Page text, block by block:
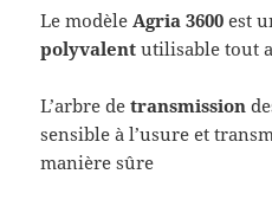
Le modèleAgria 3600 est
polyvalentutilisable tout
L’arbre detransmission
sensible à l’usure et
manière sûre